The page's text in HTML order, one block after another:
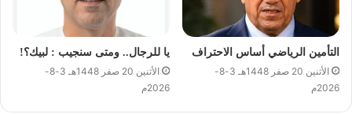
التأمين الرياضي أساس الاحتراف
الأثنين 20 صفر 1448هـ 3-8-
2026م
يا للرجال.. ومتى سنجيب : لبيك؟!
الأثنين 20 صفر 1448هـ 3-8-
2026م